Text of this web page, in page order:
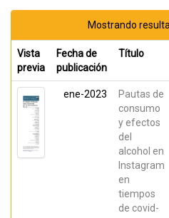
Mostrando
Vista
previa
Fecha de
publicación
Título
ene-2023
Pautas de
consumo
y efectos
del
alcohol en
Instagram
en
tiempos
de covid-